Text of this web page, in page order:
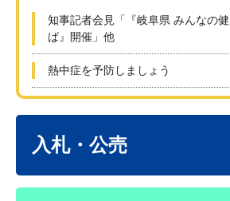
知事記者会見「『岐阜県 みんなの
ば』開催」他
熱中症を予防しましょう
入札・公売